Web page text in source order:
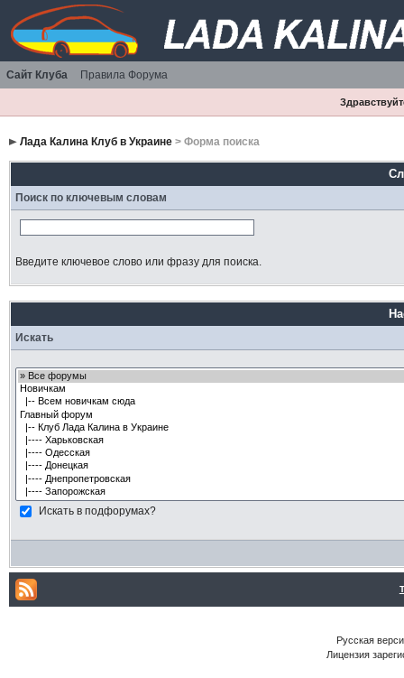
Сайт Клуба Правила Форума
Лада Калина Клуб в Украине> Форма поиска
Поиск по ключевым словам
Введите ключевое слово или фразу для поиска.
Искать
Искать в подфорумах?
Русская
Лицензия